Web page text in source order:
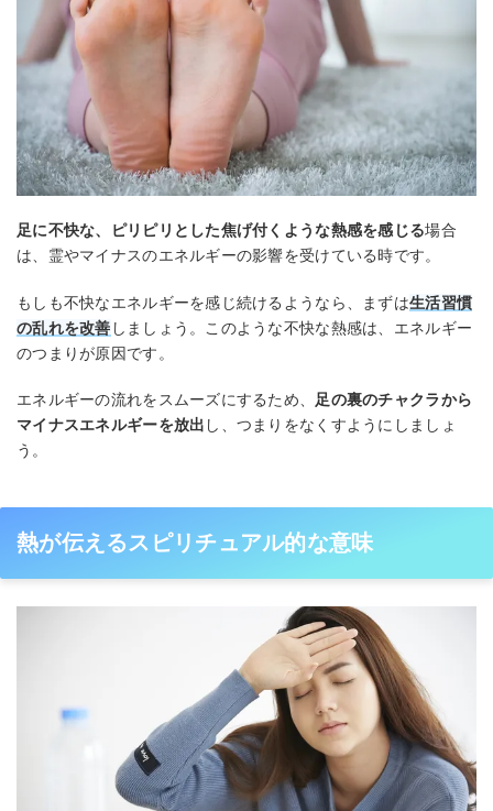
足に不快な、ピリピリとした焦げ付くような熱感を感じる場合
は、霊やマイナスのエネルギーの影響を受けている時です。
もしも不快なエネルギーを感じ続けるようなら、まずは生活習慣
の乱れを改善 しましょう。このような不快な熱感は、エネルギー
のつまりが原因です。
エネルギーの流れをスムーズにするため、
足の裏のチャクラから
マイナスエネルギーを放出 し、つまりをなくすようにしましょ
う。
熱が伝えるスピリチュアル的な意味